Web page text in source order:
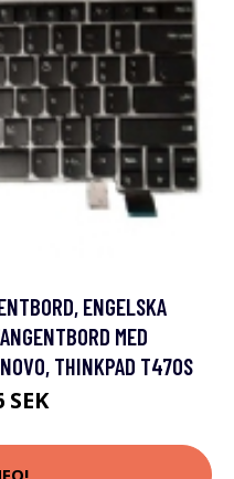
ENGELSKA
MED
THINKPAD T470S
SEK